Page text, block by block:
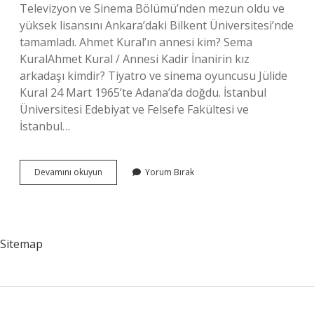
Televizyon ve Sinema Bölümü’nden mezun oldu ve
yüksek lisansını Ankara’daki Bilkent Üniversitesi’nde
tamamladı. Ahmet Kural’ın annesi kim? Sema
KuralAhmet Kural / Annesi Kadir İnanirin kız
arkadaşı kimdir? Tiyatro ve sinema oyuncusu Jülide
Kural 24 Mart 1965’te Adana’da doğdu. İstanbul
Üniversitesi Edebiyat ve Felsefe Fakültesi ve
İstanbul…
Devamını okuyun
Kural
Yorum Bırak
Sitemap